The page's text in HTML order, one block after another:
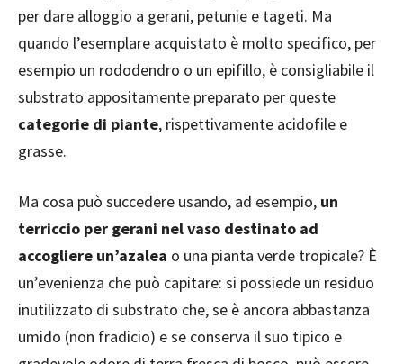
per dare alloggio a gerani, petunie e tageti. Ma
quando l’esemplare acquistato è molto specifico, per
esempio un rododendro o un epifillo, è consigliabile il
substrato appositamente preparato per queste
categorie di piante, rispettivamente acidofile e
grasse.
Ma cosa può succedere usando, ad esempio, un
terriccio per gerani nel vaso destinato ad
accogliere un’azalea o una pianta verde tropicale? È
un’evenienza che può capitare: si possiede un residuo
inutilizzato di substrato che, se è ancora abbastanza
umido (non fradicio) e se conserva il suo tipico e